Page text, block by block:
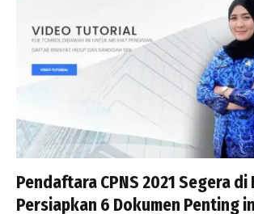
Pendaftara CPNS 2021 Segera di
Persiapkan 6 Dokumen Penting